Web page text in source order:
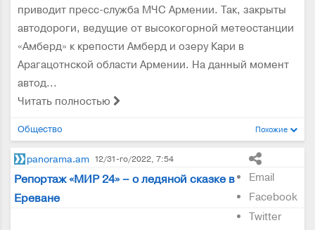
приводит пресс-служба МЧС Армении. Так, закрыты
автодороги, ведущие от высокогорной метеостанции
«Амберд» к крепости Амберд и озеру Кари в
Арагацотнской области Армении. На данный момент
автод...
Читать полностью
Общество Похожие
panorama.am 12/31-го/2022, 7:54
Email
Facebook
Twitter
Репортаж «МИР 24» – о ледяной сказке в
Ереване